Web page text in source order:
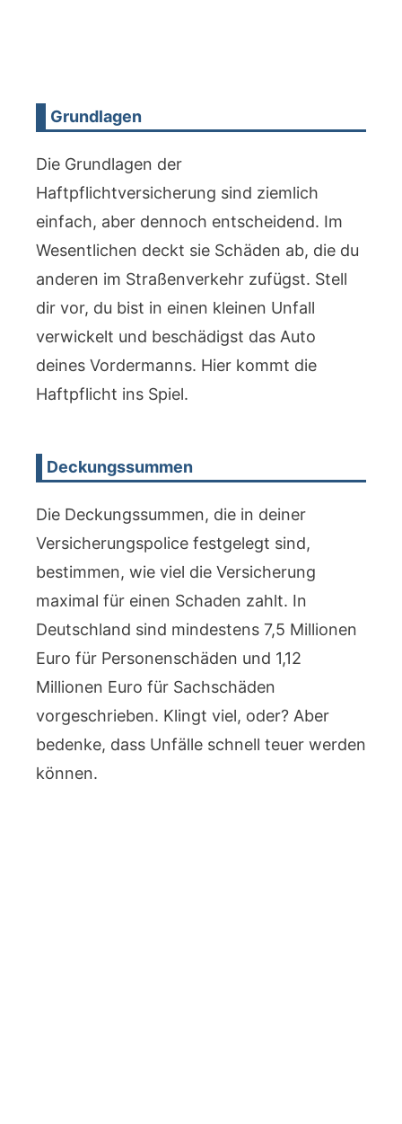
Grundlagen
Die Grundlagen der
Haftpflichtversicherung sind ziemlich
einfach, aber dennoch entscheidend. Im
Wesentlichen deckt sie Schäden ab, die du
anderen im Straßenverkehr zufügst. Stell
dir vor, du bist in einen kleinen Unfall
verwickelt und beschädigst das Auto
deines Vordermanns. Hier kommt die
Haftpflicht ins Spiel.
Deckungssummen
Die Deckungssummen, die in deiner
Versicherungspolice festgelegt sind,
bestimmen, wie viel die Versicherung
maximal für einen Schaden zahlt. In
Deutschland sind mindestens 7,5 Millionen
Euro für Personenschäden und 1,12
Millionen Euro für Sachschäden
vorgeschrieben. Klingt viel, oder? Aber
bedenke, dass Unfälle schnell teuer werden
können.